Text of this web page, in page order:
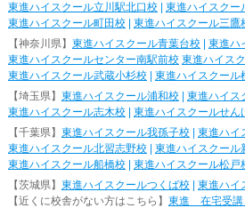
東進ハイスクール立川駅北口校
東進ハイスクー
東進ハイスクール町田校
東進ハイスクール三鷹
【神奈川県】 東進ハイスクール青葉台校 東進ハ
東進ハイスクールセンター南駅前校 東進ハイス
東進ハイスクール武蔵小杉校
東進ハイスクール
【埼玉県】 東進ハイスクール浦和校 東進ハイス
東進ハイスクール志木校
東進ハイスクールせん
【千葉県】 東進ハイスクール我孫子校 東進ハイ
東進ハイスクール北習志野校
東進ハイスクール
東進ハイスクール船橋校
東進ハイスクール松戸
【茨城県】 東進ハイスクールつくば校 東進ハイ
【近くに校舎がない方はこちら】 東進 在宅受講